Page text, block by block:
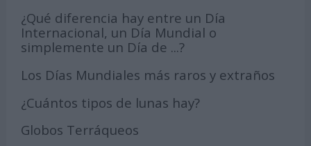
¿Qué diferencia hay entre un Día
Internacional, un Día Mundial o
simplemente un Día de ...?
Los Días Mundiales más raros y extraños
¿Cuántos tipos de lunas hay?
Globos Terráqueos